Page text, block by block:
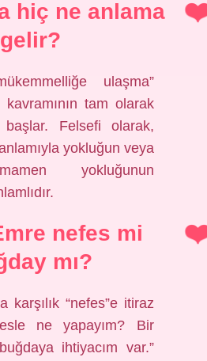
hiç ne anlama
gelir?
ulaşma”
kavramının tam olarak
başlar. Felsefi olarak,
yokluğun veya
yokluğunun
nefes mi
mı?
karşılık “nefes”e itiraz
ne yapayım? Bir
ihtiyacım var.”